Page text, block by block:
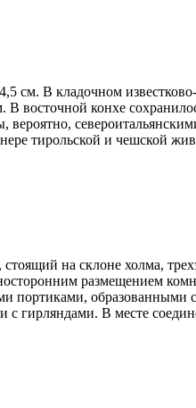
см. В кладочном
восточной конхе
тирольской и чешской
на склоне холма,
размещением
портиками,
гирляндами. В месте